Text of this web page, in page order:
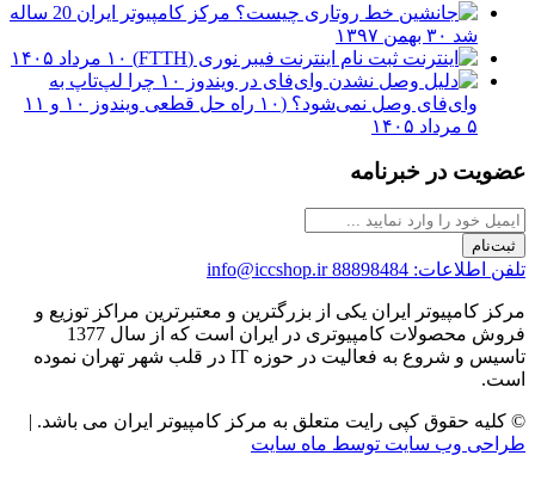
مرکز کامپیوتر ایران 20 ساله
شد ۳۰ بهمن ۱۳۹۷
ثبت نام اینترنت فیبر نوری (FTTH)
۱۰ مرداد ۱۴۰۵
چرا لپ‌تاپ به
وای‌فای وصل نمی‌شود؟ (۱۰ راه حل قطعی ویندوز ۱۰ و ۱۱
۵ مرداد ۱۴۰۵
عضویت در خبرنامه
ثبت‌نام
تلفن اطلاعات: 88898484 info@iccshop.ir
مرکز کامپیوتر ایران یکی از بزرگترین و معتبرترین مراکز توزیع و
فروش محصولات کامپیوتری در ایران است که از سال 1377
تاسیس و شروع به فعالیت در حوزه IT در قلب شهر تهران نموده
است.
© کلیه حقوق کپی رایت متعلق به مرکز کامپیوتر ایران می باشد. |
طراحی وب سایت توسط ماه سایت